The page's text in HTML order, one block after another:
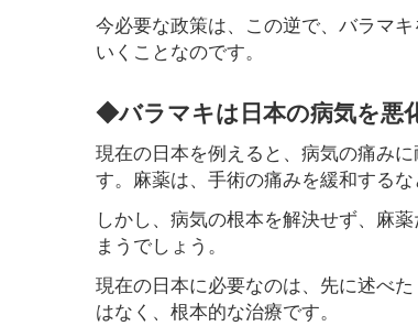
今必要な政策は、この逆で、バラマ
いくことなのです。
◆バラマキは日本の病気を悪
現在の日本を例えると、病気の痛み
す。麻薬は、手術の痛みを緩和する
しかし、病気の根本を解決せず、麻
まうでしょう。
現在の日本に必要なのは、先に述べ
はなく、根本的な治療です。